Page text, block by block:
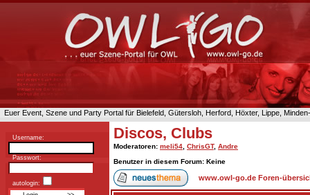
Euer Event, Szene und Party Portal für Bielefeld, Gütersloh, Herford, Höxter, Lippe,
Username:
Passwort:
autologin:
Discos, Clubs
Moderatoren: meli54 ChrisGT, Andre
Benutzer in diesem Forum: Keine
www.owl-go.de Foren-